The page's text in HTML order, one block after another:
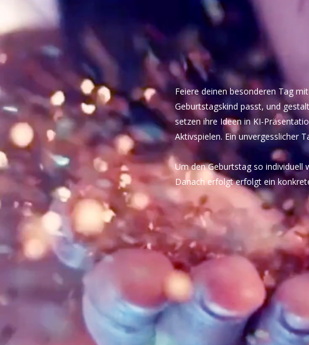
Feiere deinen besonderen Tag
Geburtstagskind passt, und
setzen ihre Ideen in KI-
Aktivspielen. Ein unvergesslicher
Um den Geburtstag so individuell
Danach erfolgt erfolgt ein